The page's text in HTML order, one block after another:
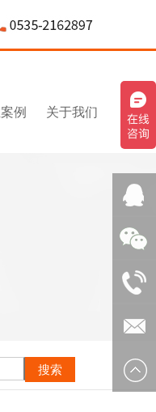
例 关于我们
QQ客
服：
微信：
电话：
0535-
邮箱：